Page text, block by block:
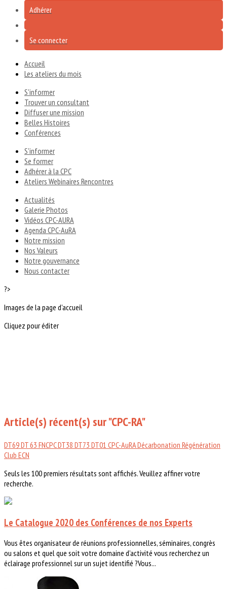
Adhérer
Se connecter
Accueil
Les ateliers du mois
S'informer
Trouver un consultant
Diffuser une mission
Belles Histoires
Conférences
S'informer
Se former
Adhérer à la CPC
Ateliers Webinaires Rencontres
Actualités
Galerie Photos
Vidéos CPC-AURA
Agenda CPC-AuRA
Notre mission
Nos Valeurs
Notre gouvernance
Nous contacter
?>
Images de la page d'accueil
Cliquez pour éditer
Article(s) récent(s) sur "CPC-RA"
DT69DT 63 FNCPCDT38 DT73 DT01 CPC-AuRADécarbonation Régénération
Club ECN
Seuls les 100 premiers résultats sont affichés. Veuillez affiner votre
recherche.
Le Catalogue 2020 des Conférences de nos Experts
Vous êtes organisateur de réunions professionnelles, séminaires, congrès
ou salons et quel que soit votre domaine d’activité vous recherchez un
éclairage professionnel sur un sujet identifié ?Vous...